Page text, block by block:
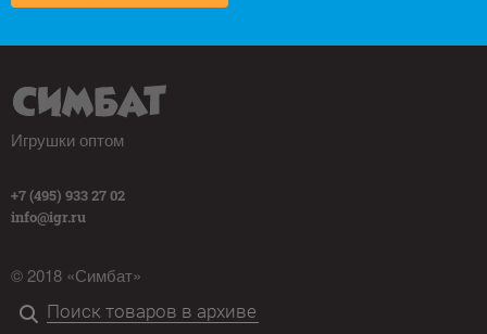
Игрушки оптом
+7 (495) 933 27 02
info@igr.ru
© 2018 «Симбат»